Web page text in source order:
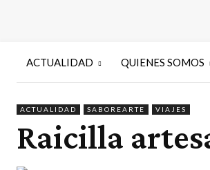
ACTUALIDAD QUIENES SOMOS
ACTUALIDAD SABOREARTE VIAJES
Raicilla